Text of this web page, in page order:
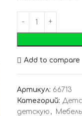
Add to compare
Артикул: 66713
Категорий:
детскую ,